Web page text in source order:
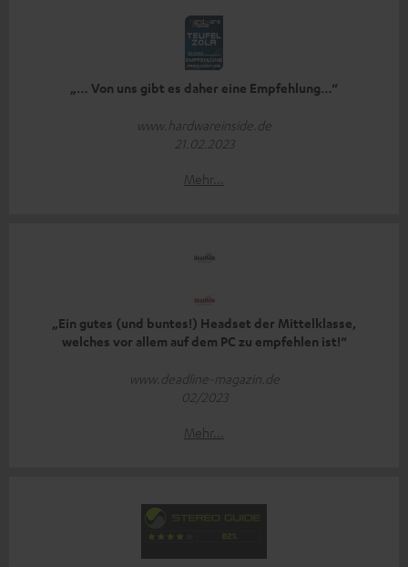
„… Von uns gibt es daher eine Empfehlung…“
www.hardwareinside.de
21.02.2023
Mehr...
„Ein gutes (und buntes!) Headset der Mittelklasse,
welches vor allem auf dem PC zu empfehlen ist!“
www.deadline-magazin.de
02/2023
Mehr...